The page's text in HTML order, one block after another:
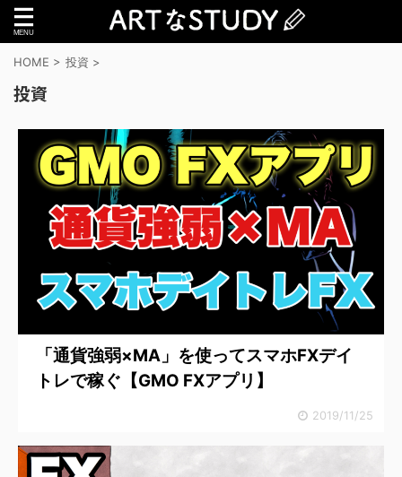
HOME > 投資 >
投資
「通貨強弱×MA」を使ってスマホFXデイ
トレで稼ぐ【GMO FXアプリ】
2019/11/25